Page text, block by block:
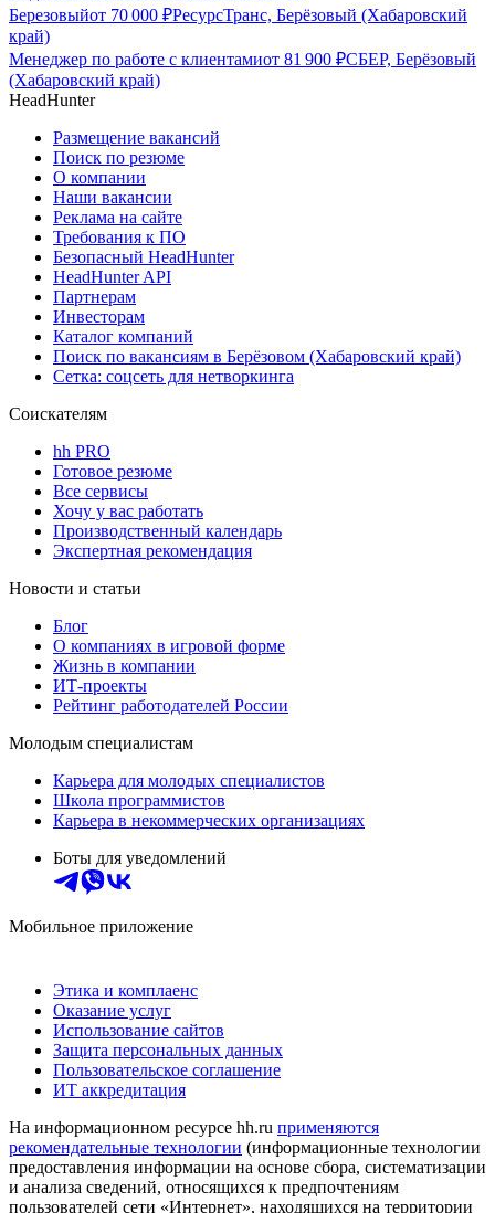
Березовыйот 70 000 ₽РесурсТранс, Берёзовый (Хабаровский
край)
Менеджер по работе с клиентамиот 81 900 ₽СБЕР, Берёзовый
(Хабаровский край)
HeadHunter
Размещение вакансий
Поиск по резюме
О компании
Наши вакансии
Реклама на сайте
Требования к ПО
Безопасный HeadHunter
HeadHunter API
Партнерам
Инвесторам
Каталог компаний
Поиск по вакансиям в Берёзовом (Хабаровский край)
Сетка: соцсеть для нетворкинга
Соискателям
hh PRO
Готовое резюме
Все сервисы
Хочу у вас работать
Производственный календарь
Экспертная рекомендация
Новости и статьи
Блог
О компаниях в игровой форме
Жизнь в компании
ИТ-проекты
Рейтинг работодателей России
Молодым специалистам
Карьера для молодых специалистов
Школа программистов
Карьера в некоммерческих организациях
Боты для уведомлений
Мобильное приложение
Этика и комплаенс
Оказание услуг
Использование сайтов
Защита персональных данных
Пользовательское соглашение
ИТ аккредитация
На информационном ресурсе hh.ru применяются
рекомендательные технологии (информационные технологии
предоставления информации на основе сбора, систематизации
и анализа сведений, относящихся к предпочтениям
пользователей сети «Интернет», находящихся на территории